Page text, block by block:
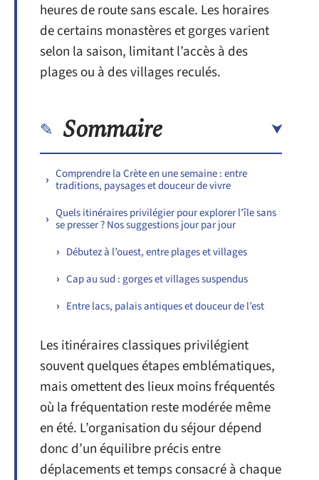
heures de route sans escale. Les horaires
de certains monastères et gorges varient
selon la saison, limitant l’accès à des
plages ou à des villages reculés.
Sommaire
Comprendre la Crète en une semaine : entre
traditions, paysages et douceur de vivre
Quels itinéraires privilégier pour explorer l’île sans
se presser ? Nos suggestions jour par jour
Débutez à l’ouest, entre plages et villages
Cap au sud : gorges et villages suspendus
Entre lacs, palais antiques et douceur de l’est
Les itinéraires classiques privilégient
souvent quelques étapes emblématiques,
mais omettent des lieux moins fréquentés
où la fréquentation reste modérée même
en été. L’organisation du séjour dépend
donc d’un équilibre précis entre
déplacements et temps consacré à chaque